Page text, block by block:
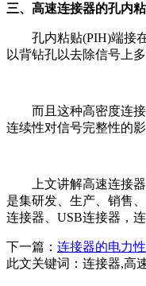
三、高速连接器的孔内
孔内粘贴(PIH)端接
以背钻孔以去除信号上多
而且这种高密度连
连续性对信号完整性的影
上文讲解高速连接
是集研发、生产、销售
连接器、USB连接器，
下一篇： 连接器的电力
此文关键词： 连接器,高